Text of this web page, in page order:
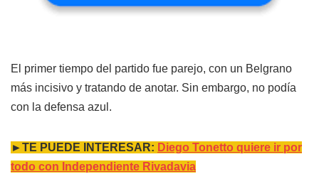
El primer tiempo del partido fue parejo, con un Belgrano
más incisivo y tratando de anotar. Sin embargo, no podía
con la defensa azul.
►TE PUEDE INTERESAR: Diego Tonetto quiere ir por
todo con Independiente Rivadavia